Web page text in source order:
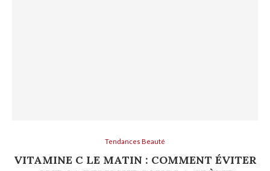
Tendances Beauté
VITAMINE C LE MATIN : COMMENT ÉVITER